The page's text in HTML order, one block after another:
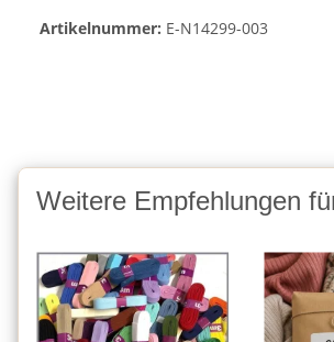
Artikelnummer: E-N14299-003
Weitere Empfehlungen